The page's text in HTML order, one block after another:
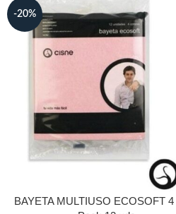
-20%
BAYETA MULTIUSO ECOSOFT 4